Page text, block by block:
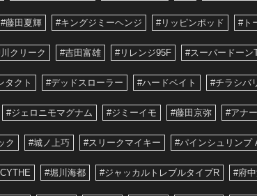
#藤田夏輝 #キングジミーヘンジ #リッピンポッド #ト
クリーク #吉田富雄 #リレンジ95F #スーパードーン
タクト #デッドスローラー #ハードベイト #チラシバ
#ジェロニモマグナム #ジミーイモ #藤田京弥 #アナ
ク #城ノ上巧 #スリークマイキー #パインシュリンプ
#堀川海都 #ジャッカルトレブルタイプR #府